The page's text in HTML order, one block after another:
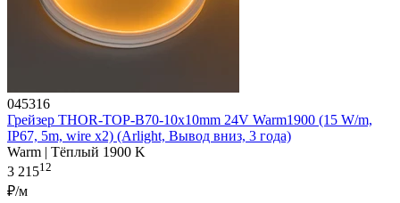
045316
Грейзер THOR-TOP-B70-10x10mm 24V Warm1900 (15 W/m,
IP67, 5m, wire x2) (Arlight, Вывод вниз, 3 года)
Warm | Тёплый 1900 K
3 21512
₽/м